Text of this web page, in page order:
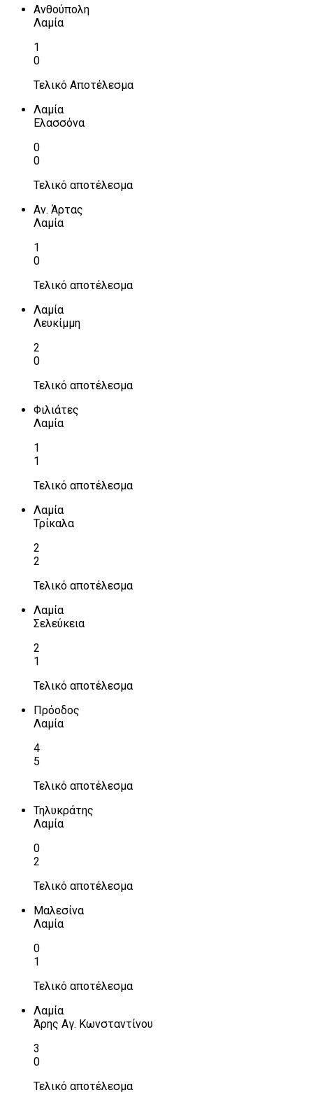
Ανθούπολη
Λαμία
1
0
Τελικό Αποτέλεσμα
Λαμία
Ελασσόνα
0
0
Τελικό αποτέλεσμα
Αν. Άρτας
Λαμία
1
0
Τελικό αποτέλεσμα
Λαμία
Λευκίμμη
2
0
Τελικό αποτέλεσμα
Φιλιάτες
Λαμία
1
1
Τελικό αποτέλεσμα
Λαμία
Τρίκαλα
2
2
Τελικό αποτέλεσμα
Λαμία
Σελεύκεια
2
1
Τελικό αποτέλεσμα
Πρόοδος
Λαμία
4
5
Τελικό αποτέλεσμα
Τηλυκράτης
Λαμία
0
2
Τελικό αποτέλεσμα
Μαλεσίνα
Λαμία
0
1
Τελικό αποτέλεσμα
Λαμία
Άρης Αγ. Κωνσταντίνου
3
0
Τελικό αποτέλεσμα